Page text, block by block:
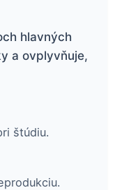
hlavných
a ovplyvňuje,
štúdiu.